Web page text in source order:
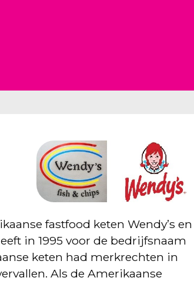
fastfood keten Wendy’s en
in 1995 voor de bedrijfsnaam
keten had merkrechten in
Als de Amerikaanse